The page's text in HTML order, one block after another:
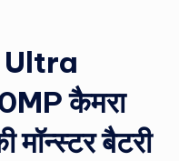
कैमरा
बैटरी